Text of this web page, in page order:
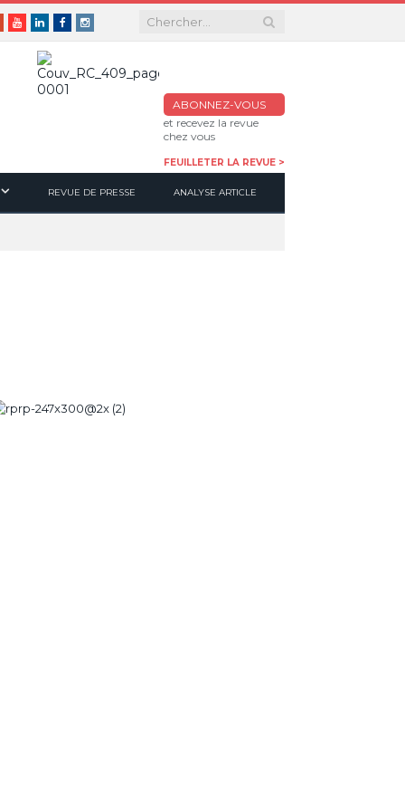
YoutubeLinkedinFacebookInstagram
ABONNEZ-VOUS
et recevez la revue
chez vous
FEUILLETER LA REVUE >
REVUE DE PRESSE ANALYSE ARTICLE